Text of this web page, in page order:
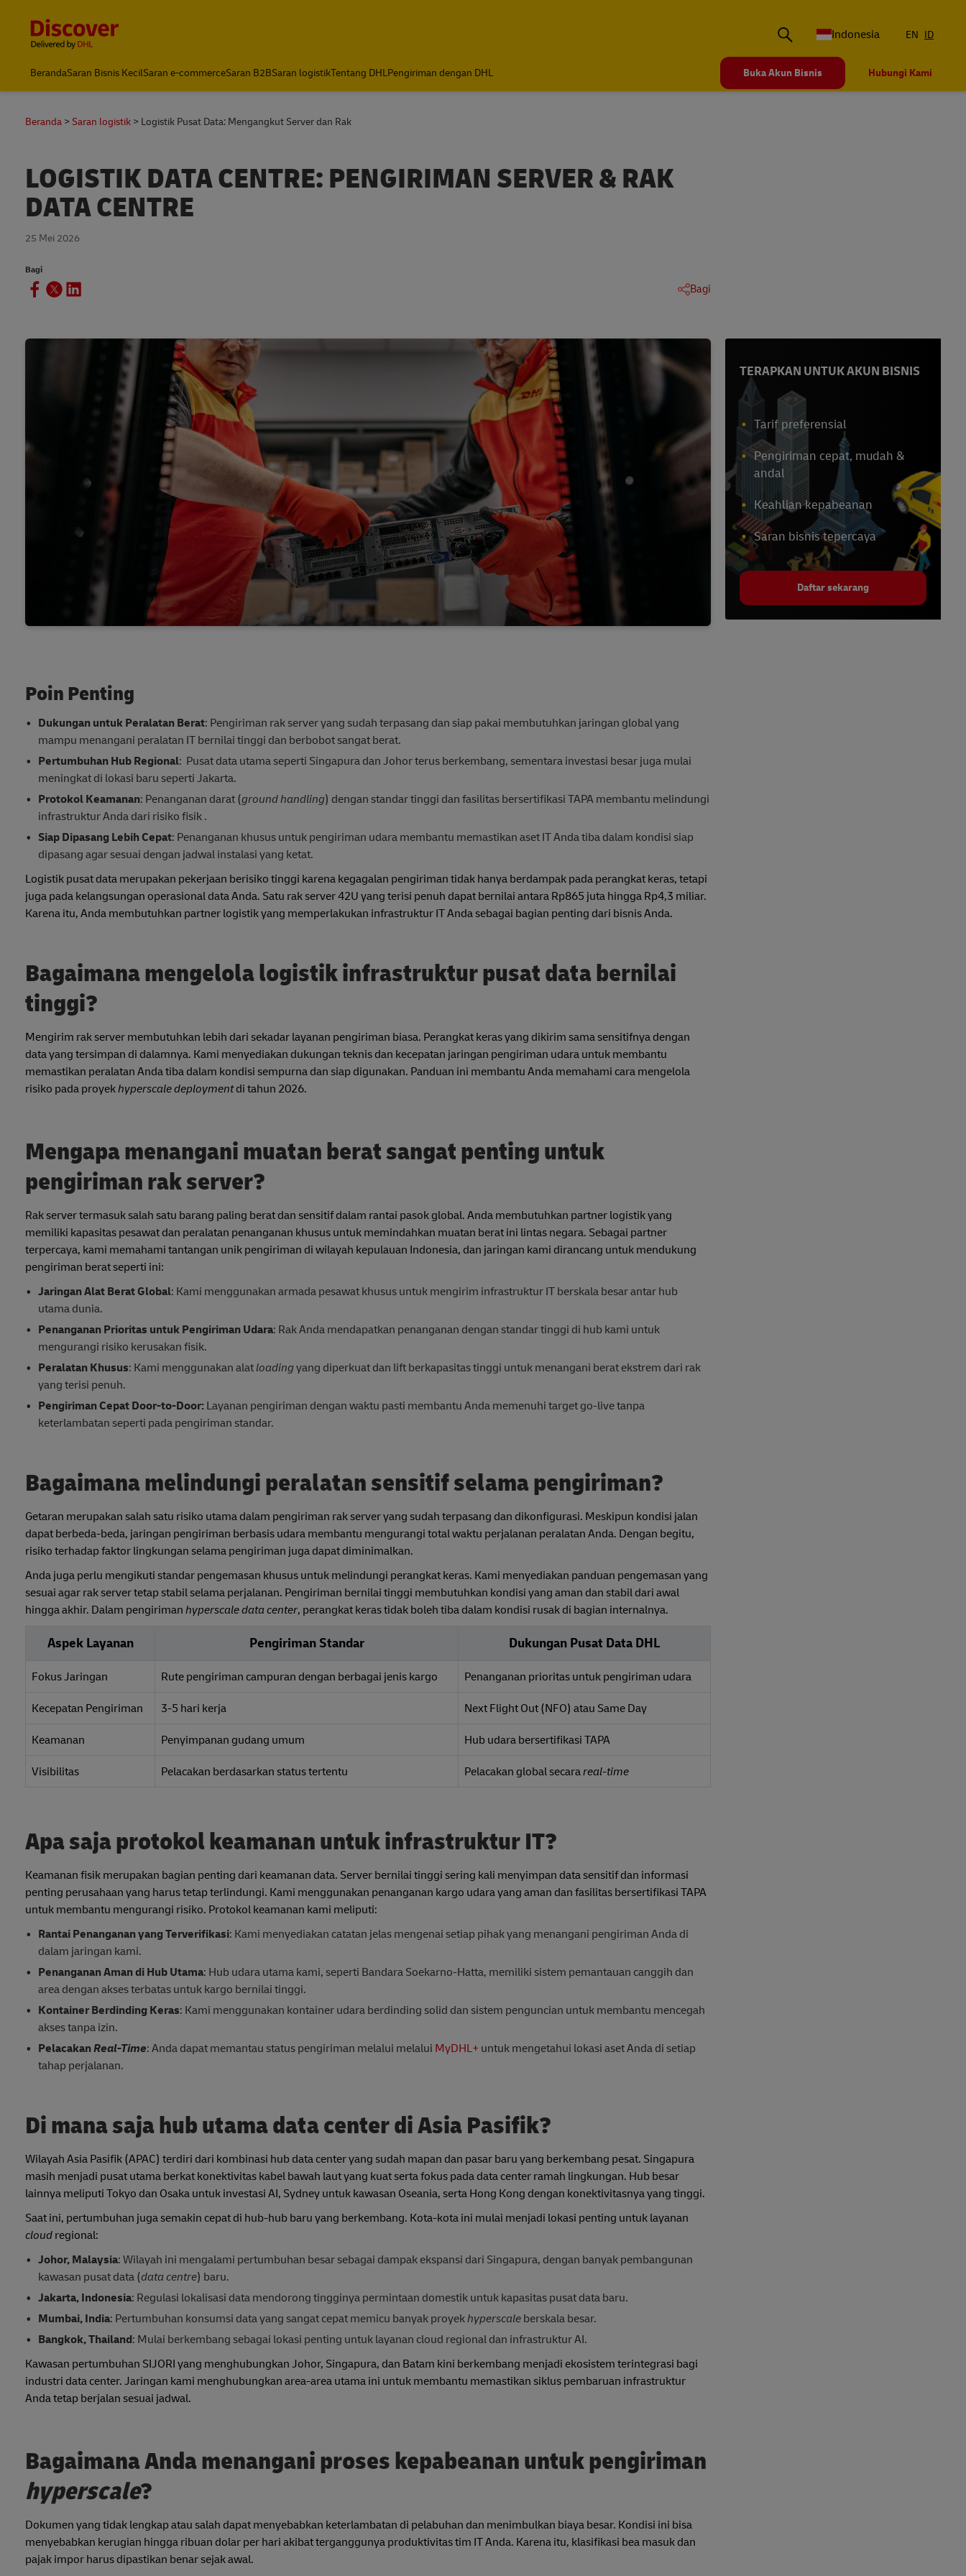
DHL Express Indonesia
Indonesia EN ID
BerandaSaran Bisnis KecilSaran e-commerceSaran B2BSaran logistikTentang DHLPengiriman dengan DHL Buka Akun Bisnis Hubungi Kami
Beranda Saran logistik Logistik Pusat Data: Mengangkut Server dan Rak
LOGISTIK DATA CENTRE: PENGIRIMAN SERVER & RAK
DATA CENTRE
25 Mei 2026
Bagi
Bagi
Poin Penting
Dukungan untuk Peralatan Berat: Pengiriman rak server yang sudah terpasang dan siap pakai membutuhkan jaringan global yang
mampu menangani peralatan IT bernilai tinggi dan berbobot sangat berat.
Pertumbuhan Hub Regional: Pusat data utama seperti Singapura dan Johor terus berkembang, sementara investasi besar juga mulai
meningkat di lokasi baru seperti Jakarta.
Protokol Keamanan: Penanganan darat (ground handling) dengan standar tinggi dan fasilitas bersertifikasi TAPA membantu melindungi
infrastruktur Anda dari risiko fisik .
Siap Dipasang Lebih Cepat: Penanganan khusus untuk pengiriman udara membantu memastikan aset IT Anda tiba dalam kondisi siap
dipasang agar sesuai dengan jadwal instalasi yang ketat.
Logistik pusat data merupakan pekerjaan berisiko tinggi karena kegagalan pengiriman tidak hanya berdampak pada perangkat keras, tetapi
juga pada kelangsungan operasional data Anda. Satu rak server 42U yang terisi penuh dapat bernilai antara Rp865 juta hingga Rp4,3 miliar.
Karena itu, Anda membutuhkan partner logistik yang memperlakukan infrastruktur IT Anda sebagai bagian penting dari bisnis Anda.
Bagaimana mengelola logistik infrastruktur pusat data bernilai
tinggi?
Mengirim rak server membutuhkan lebih dari sekadar layanan pengiriman biasa. Perangkat keras yang dikirim sama sensitifnya dengan
data yang tersimpan di dalamnya. Kami menyediakan dukungan teknis dan kecepatan jaringan pengiriman udara untuk membantu
memastikan peralatan Anda tiba dalam kondisi sempurna dan siap digunakan. Panduan ini membantu Anda memahami cara mengelola
risiko pada proyekhyperscale deploymentdi tahun 2026.
Mengapa menangani muatan berat sangat penting untuk
pengiriman rak server?
Rak server termasuk salah satu barang paling berat dan sensitif dalam rantai pasok global. Anda membutuhkan partner logistik yang
memiliki kapasitas pesawat dan peralatan penanganan khusus untuk memindahkan muatan berat ini lintas negara. Sebagai partner
terpercaya, kami memahami tantangan unik pengiriman di wilayah kepulauan Indonesia, dan jaringan kami dirancang untuk mendukung
pengiriman berat seperti ini:
Jaringan Alat Berat Global: Kami menggunakan armada pesawat khusus untuk mengirim infrastruktur IT berskala besar antar hub
utama dunia.
Penanganan Prioritas untuk Pengiriman Udara: Rak Anda mendapatkan penanganan dengan standar tinggi di hub kami untuk
mengurangi risiko kerusakan fisik.
Peralatan Khusus: Kami menggunakan alat loading yang diperkuat dan lift berkapasitas tinggi untuk menangani berat ekstrem dari rak
yang terisi penuh.
Pengiriman Cepat Door-to-Door: Layanan pengiriman dengan waktu pasti membantu Anda memenuhi target go-live tanpa
keterlambatan seperti pada pengiriman standar.
Bagaimana melindungi peralatan sensitif selama pengiriman?
Getaran merupakan salah satu risiko utama dalam pengiriman rak server yang sudah terpasang dan dikonfigurasi. Meskipun kondisi jalan
dapat berbeda-beda, jaringan pengiriman berbasis udara membantu mengurangi total waktu perjalanan peralatan Anda. Dengan begitu,
risiko terhadap faktor lingkungan selama pengiriman juga dapat diminimalkan.
Anda juga perlu mengikuti standar pengemasan khusus untuk melindungi perangkat keras. Kami menyediakan panduan pengemasan yang
sesuai agar rak server tetap stabil selama perjalanan. Pengiriman bernilai tinggi membutuhkan kondisi yang aman dan stabil dari awal
hingga akhir. Dalam pengiriman hyperscale data center, perangkat keras tidak boleh tiba dalam kondisi rusak di bagian internalnya.
Aspek Layanan Pengiriman Standar Dukungan Pusat Data DHL
Fokus Jaringan Rute pengiriman campuran dengan berbagai jenis kargo Penanganan prioritas untuk pengiriman udara
Kecepatan Pengiriman 3-5 hari kerja Next Flight Out (NFO) atau Same Day
Keamanan Penyimpanan gudang umum Hub udara bersertifikasi TAPA
Visibilitas Pelacakan berdasarkan status tertentu Pelacakan global secarareal-time
Apa saja protokol keamanan untuk infrastruktur IT?
Keamanan fisik merupakan bagian penting dari keamanan data. Server bernilai tinggi sering kali menyimpan data sensitif dan informasi
penting perusahaan yang harus tetap terlindungi. Kami menggunakan penanganan kargo udara yang aman dan fasilitas bersertifikasi TAPA
untuk membantu mengurangi risiko. Protokol keamanan kami meliputi:
Rantai Penanganan yang Terverifikasi: Kami menyediakan catatan jelas mengenai setiap pihak yang menangani pengiriman Anda di
dalam jaringan kami.
Penanganan Aman di Hub Utama: Hub udara utama kami, seperti Bandara Soekarno-Hatta, memiliki sistem pemantauan canggih dan
area dengan akses terbatas untuk kargo bernilai tinggi.
Kontainer Berdinding Keras: Kami menggunakan kontainer udara berdinding solid dan sistem penguncian untuk membantu mencegah
akses tanpa izin.
PelacakanReal-Time: Anda dapat memantau status pengiriman melalui melalui MyDHL+untuk mengetahui lokasi aset Anda di setiap
tahap perjalanan.
Di mana saja hub utama data center di Asia Pasifik?
Wilayah Asia Pasifik (APAC) terdiri dari kombinasi hub data center yang sudah mapan dan pasar baru yang berkembang pesat. Singapura
masih menjadi pusat utama berkat konektivitas kabel bawah laut yang kuat serta fokus pada data center ramah lingkungan. Hub besar
lainnya meliputi Tokyo dan Osaka untuk investasi AI, Sydney untuk kawasan Oseania, serta Hong Kong dengan konektivitasnya yang tinggi.
Saat ini, pertumbuhan juga semakin cepat di hub-hub baru yang berkembang. Kota-kota ini mulai menjadi lokasi penting untuk layanan
cloud regional:
Johor, Malaysia: Wilayah ini mengalami pertumbuhan besar sebagai dampak ekspansi dari Singapura, dengan banyak pembangunan
kawasan pusat data (data centre) baru.
Jakarta, Indonesia: Regulasi lokalisasi data mendorong tingginya permintaan domestik untuk kapasitas pusat data baru.
Mumbai, India: Pertumbuhan konsumsi data yang sangat cepat memicu banyak proyekhyperscaleberskala besar.
Bangkok, Thailand: Mulai berkembang sebagai lokasi penting untuk layanan cloud regional dan infrastruktur AI.
Kawasan pertumbuhan SIJORI yang menghubungkan Johor, Singapura, dan Batam kini berkembang menjadi ekosistem terintegrasi bagi
industri data center. Jaringan kami menghubungkan area-area utama ini untuk membantu memastikan siklus pembaruan infrastruktur
Anda tetap berjalan sesuai jadwal.
Bagaimana Anda menangani proses kepabeanan untuk pengiriman
hyperscale?
Dokumen yang tidak lengkap atau salah dapat menyebabkan keterlambatan di pelabuhan dan menimbulkan biaya besar. Kondisi ini bisa
menyebabkan kerugian hingga ribuan dolar per hari akibat terganggunya produktivitas tim IT Anda. Karena itu, klasifikasi bea masuk dan
pajak impor harus dipastikan benar sejak awal.
TERAPKAN UNTUK AKUN BISNIS
Tarif preferensial
Pengiriman cepat, mudah &
andal
Keahlian kepabeanan
Saran bisnis tepercaya
Daftar sekarang